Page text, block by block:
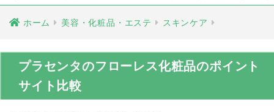
ホーム 美容・化粧品・エステ スキンケア
プラセンタのフローレス化粧品のポイント
サイト比較